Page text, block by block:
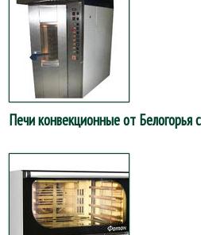
Печи конвекционные от Белогорья